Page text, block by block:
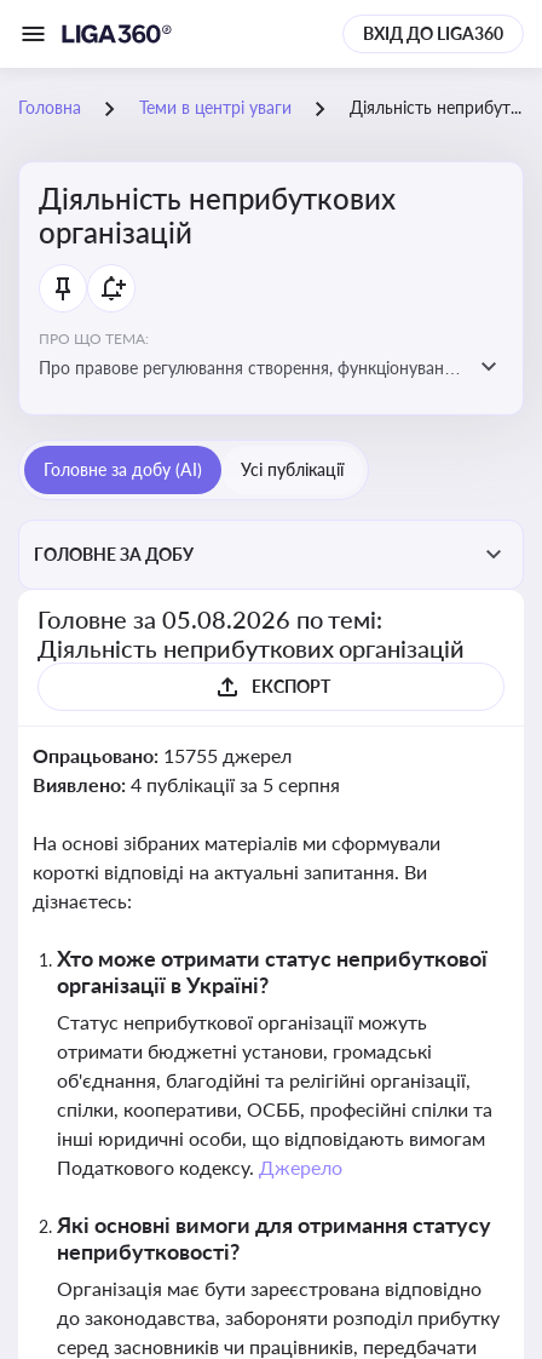
ВХІД ДО LIGA360
Головна Теми в центрі уваги Діяльність неприбуткових організацій
Діяльність неприбуткових
організацій
ПРО ЩО ТЕМА:
Про правове регулювання створення, функціонування
Головне за добу (AI) Усі публікації
ГОЛОВНЕ ЗА ДОБУ
Головне за 05.08.2026 по темі:
Діяльність неприбуткових організацій
ЕКСПОРТ
Опрацьовано: 15755 джерел
Виявлено: 4 публікації за 5 серпня
На основі зібраних матеріалів ми сформували
короткі відповіді на актуальні запитання. Ви
дізнаєтесь:
Хто може отримати статус неприбуткової
організації в Україні?
Статус неприбуткової організації можуть
отримати бюджетні установи, громадські
об'єднання, благодійні та релігійні організації,
спілки, кооперативи, ОСББ, професійні спілки та
інші юридичні особи, що відповідають вимогам
Податкового кодексу. Джерело
Які основні вимоги для отримання статусу
неприбутковості?
Організація має бути зареєстрована відповідно
до законодавства, забороняти розподіл прибутку
серед засновників чи працівників, передбачати